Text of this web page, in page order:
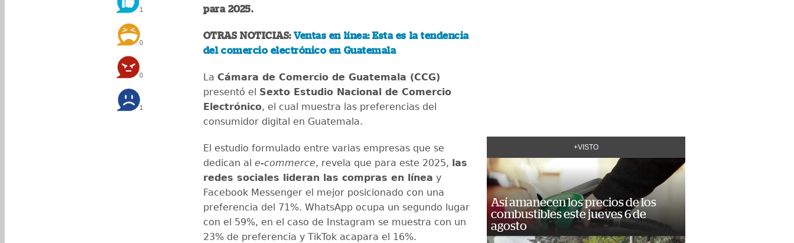
1
0
0
1
para 2025.
OTRAS NOTICIAS:Ventas en línea: Esta es la tendencia
del comercio electrónico en Guatemala
La Cámara de Comercio de Guatemala (CCG)
presentó el Sexto Estudio Nacional de Comercio
Electrónico, el cual muestra las preferencias del
consumidor digital en Guatemala.
El estudio formulado entre varias empresas que se
dedican al e-commerce, revela que para este 2025, las
redes sociales lideran las compras en línea y
Facebook Messenger el mejor posicionado con una
preferencia del 71%. WhatsApp ocupa un segundo lugar
con el 59%, en el caso de Instagram se muestra con un
23% de preferencia y TikTok acapara el 16%.
+VISTO
Así amanecen los precios de los
combustibles este jueves 6 de
agosto